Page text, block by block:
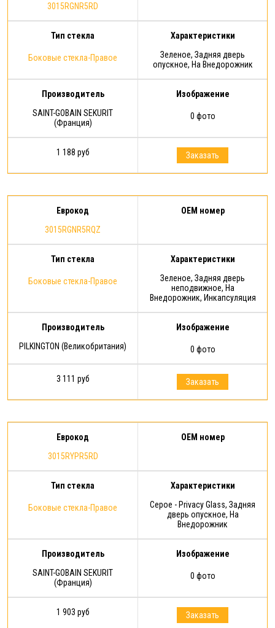
3015RGNR5RD
Тип стекла
Боковые стекла-Правое
Характеристики
Зеленое, Задняя дверь
опускное, На Внедорожник
Производитель
SAINT-GOBAIN SEKURIT
(Франция)
Изображение
0 фото
1 188 руб Заказать
Еврокод
3015RGNR5RQZ
OEM номер
Тип стекла
Боковые стекла-Правое
Характеристики
Зеленое, Задняя дверь
неподвижное, На
Внедорожник, Инкапсуляция
Производитель
PILKINGTON (Великобритания)
Изображение
0 фото
3 111 руб Заказать
Еврокод
3015RYPR5RD
OEM номер
Тип стекла
Боковые стекла-Правое
Характеристики
Серое - Privacy Glass, Задняя
дверь опускное, На
Внедорожник
Производитель
SAINT-GOBAIN SEKURIT
(Франция)
Изображение
0 фото
1 903 руб Заказать